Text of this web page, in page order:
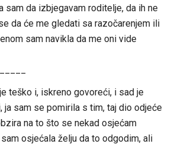
sam da izbjegavam roditelje, da ih ne
da će me gledati sa razočarenjem ili
sam navikla da me oni vide
teško i, iskreno govoreći, i sad je
ja sam se pomirila s tim, taj dio odjeće
na to što se nekad osjećam
osjećala želju da to odgodim, ali